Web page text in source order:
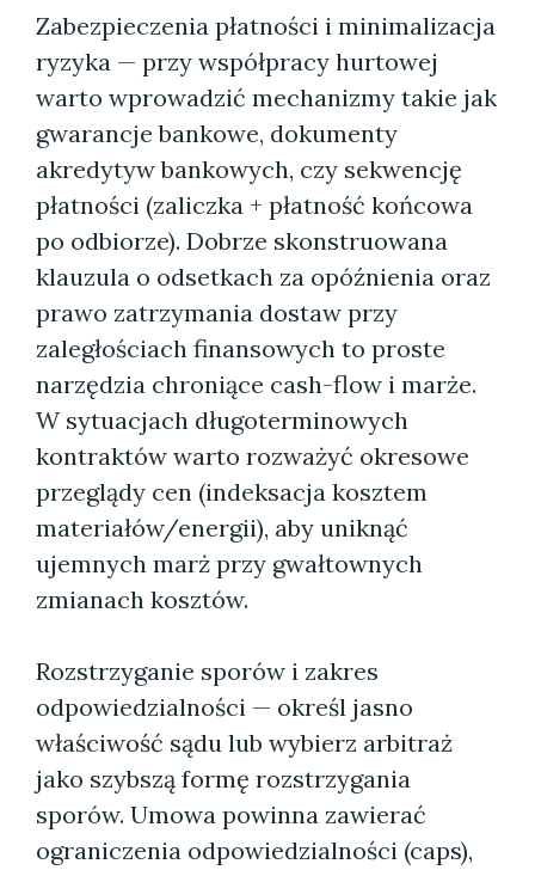
Zabezpieczenia płatności i minimalizacja
ryzyka — przy współpracy hurtowej
warto wprowadzić mechanizmy takie jak
gwarancje bankowe, dokumenty
akredytyw bankowych, czy sekwencję
płatności (zaliczka + płatność końcowa
po odbiorze). Dobrze skonstruowana
klauzula o odsetkach za opóźnienia oraz
prawo zatrzymania dostaw przy
zaległościach finansowych to proste
narzędzia chroniące cash-flow i marże.
W sytuacjach długoterminowych
kontraktów warto rozważyć okresowe
przeglądy cen (indeksacja kosztem
materiałów/energii), aby uniknąć
ujemnych marż przy gwałtownych
zmianach kosztów.
Rozstrzyganie sporów i zakres
odpowiedzialności — określ jasno
właściwość sądu lub wybierz arbitraż
jako szybszą formę rozstrzygania
sporów. Umowa powinna zawierać
ograniczenia odpowiedzialności (caps),